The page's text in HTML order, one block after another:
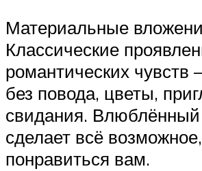
Материальные
Классические
романтических чувств
без повода, цветы,
свидания.
сделает всё
понравиться вам.